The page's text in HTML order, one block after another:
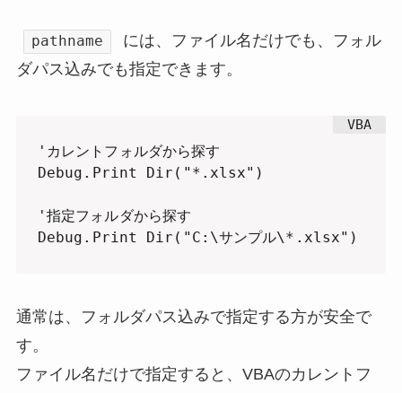
pathname
には、ファイル名だけでも、フォル
ダパス込みでも指定できます。
'カレントフォルダから探す
Debug.Print Dir("*.xlsx")
'指定フォルダから探す
Debug.Print Dir("C:\サンプル\*.xlsx")
通常は、フォルダパス込みで指定する方が安全で
す。
ファイル名だけで指定すると、VBAのカレントフ